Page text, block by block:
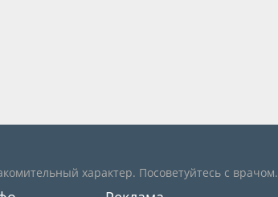
характер. Посоветуйтесь с врачом.